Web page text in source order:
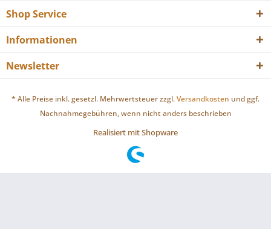
Shop Service
Informationen
Newsletter
* Alle Preise inkl. gesetzl. Mehrwertsteuer zzgl.Versandkosten und ggf.
Nachnahmegebühren, wenn nicht anders beschrieben
Realisiert mit Shopware